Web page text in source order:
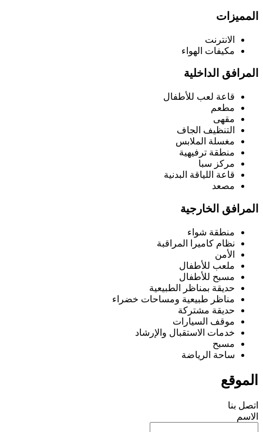
المميزات
الانترنت
مكيفات الهواء
المرافق الداخلية
قاعة لعب للأطفال
مطعم
مقهى
التنظيف الجاف
مغسلة الملابس
منطقة ترفيهية
مركز سبا
قاعة اللياقة البدنية
مصعد
المرافق الخارجية
منطقة شواء
نظام كاميرا المراقبة
الأمن
ملعب للأطفال
مسبح للأطفال
حديقة بمناظر الطبيعية
مناظر طبيعية ومساحات خضراء
حديقة مشتركة
موقف السيارات
خدمات الاستقبال والإرشاد
مسبح
ساحة الرياضة
الموقع
اتصل بنا
الاسم